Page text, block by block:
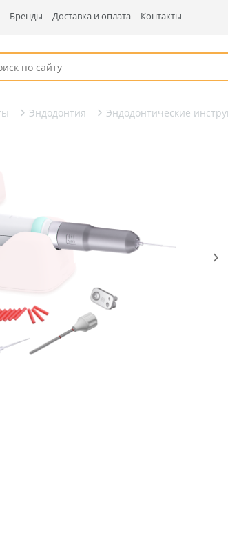
Бренды Доставка и оплата Контакты
Эндодонтия Эндодонтические